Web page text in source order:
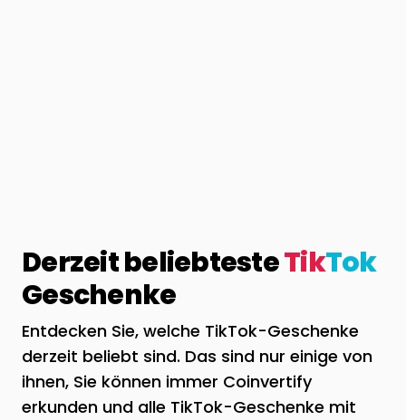
Derzeit beliebtesteTikTok
Geschenke
Entdecken Sie, welche TikTok-Geschenke
derzeit beliebt sind. Das sind nur einige von
ihnen, Sie können immer Coinvertify
erkunden und alle TikTok-Geschenke mit